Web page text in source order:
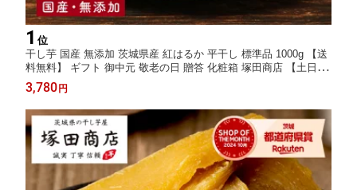
1 位
干し芋 国産 無添加 茨城県産 紅はるか 平干し 標準品 1000g 【送
料無料】 ギフト 御中元 敬老の日 贈答 化粧箱 塚田商店 【土日祝
出荷】 干しいも ほしいも さつまいも 和菓子 スイーツ おやつ お
取り寄せ プレゼント
3,780円